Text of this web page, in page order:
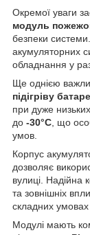
Окремої уваги
модуль
безпеки
акумуляторних
обладнання у
Ще однією
підігріву
при дуже
до -30°C , що
умов.
Корпус
дозволяє
вулиці. Надійна
та зовнішніх
складних умовах
Модулі мають